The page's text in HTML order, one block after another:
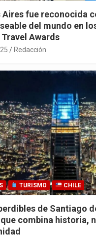
Aires fue reconocida
del mundo en
Travel Awards
Redacción
TURISMO CHILE
de Santiago
combina historia,